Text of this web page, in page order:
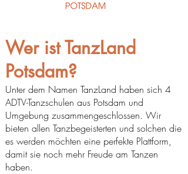
Wer ist TanzLand
Potsdam?
Unter dem Namen TanzLand haben sich 4
ADTV-Tanzschulen aus Potsdam und
Umgebung zusammengeschlossen. Wir
bieten allen Tanzbegeisterten und solchen die
es werden möchten eine perfekte Plattform,
damit sie noch mehr Freude am Tanzen
haben.